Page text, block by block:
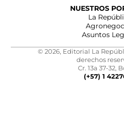
NUESTROS
La
Asuntos
© 2026, Editorial La
derechos
Cr. 13a 37-32,
(+57) 1